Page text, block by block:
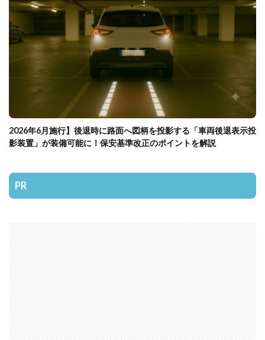
2026年6月施行】後退時に路面へ図柄を投影する「車両後退表示投
影装置」が装備可能に！保安基準改正のポイントを解説
PR